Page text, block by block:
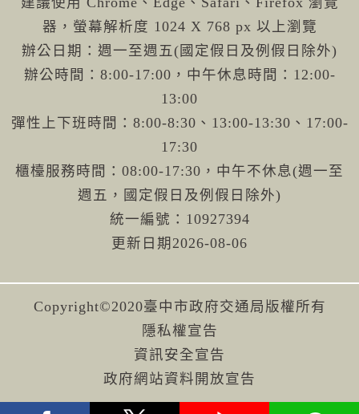
器，螢幕解析度 1024 X 768 px 以上瀏覽
辦公日期：週一至週五(國定假日及例假日除外)
辦公時間：8:00-17:00，中午休息時間：12:00-
13:00
彈性上下班時間：8:00-8:30、13:00-13:30、17:00-
17:30
櫃檯服務時間：08:00-17:30，中午不休息(週一至
週五，國定假日及例假日除外)
統一編號：10927394
更新日期 2026-08-06
Copyright©2020臺中市政府交通局版權所有
隱私權宣告
資訊安全宣告
政府網站資料開放宣告